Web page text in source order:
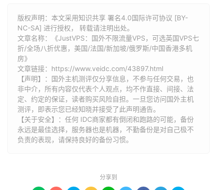
版权声明：本文采用知识共享 署名4.0国际许可协议 [BY-
NC-SA] 进行授权， 转载请注明出处。
文章名称：《JustVPS：国外不限流量VPS，可选英国VPS七
折/全场八折优惠，美国/法国/新加坡/俄罗斯/中国香港多机
房》
文章链接： https://www.veidc.com/43897.html
【声明】：国外主机测评仅分享信息，不参与任何交易，也
非中介，所有内容仅代表个人观点，均不作直接、间接、法
定、约定的保证，读者购买风险自担。一旦您访问国外主机
测评，即表示您已经知晓并接受了此声明通告。
【关于安全】：任何 IDC商家都有倒闭和跑路的可能，备份
永远是最佳选择，服务器也是机器，不勤备份是对自己极不
负责的表现，请保持良好的备份习惯。
分享到